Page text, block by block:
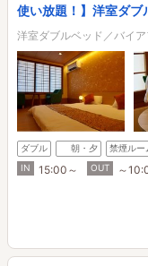
使い放題！】洋室ダブ
洋室ダブルベッド／バイ
ダブル 朝・夕
禁煙ルー
IN
15:00～ OUT ～